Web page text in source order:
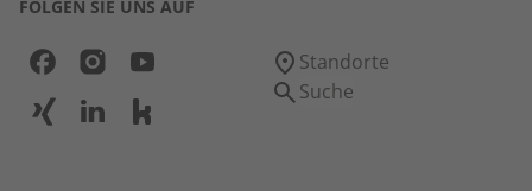
FOLGEN SIE UNS AUF
Standorte
Suche